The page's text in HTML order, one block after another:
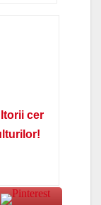
cer